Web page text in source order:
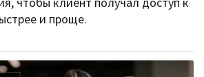
и проще.